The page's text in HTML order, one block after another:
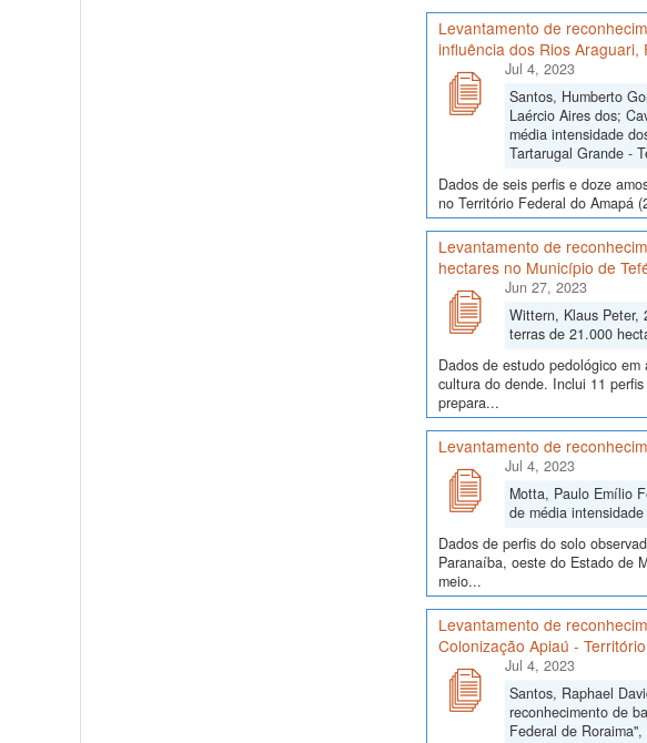
Levantamento de
influência dos Rios
Jul 4, 2023
Santos, Humberto
Laércio Aires dos;
média intensidade
Tartarugal Grande -
Dados de seis perfis e doze
no Território Federal do Amapá
Levantamento de
hectares no Município de
Jun 27, 2023
Wittern, Klaus Peter,
terras de 21.000
Dados de estudo pedológico
cultura do dende. Inclui 11
prepara...
Levantamento de
Jul 4, 2023
Motta, Paulo Emílio
de média
Dados de perfis do solo
Paranaíba, oeste do Estado de
meio...
Levantamento de
Colonização Apiaú -
Jul 4, 2023
Santos, Raphael
reconhecimento de
Federal de Roraima",